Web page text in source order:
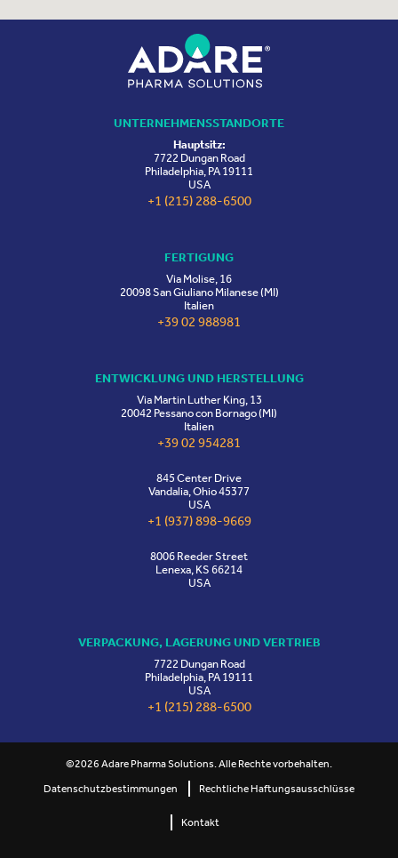
UNTERNEHMENSSTANDORTE
Hauptsitz:
7722 Dungan Road
Philadelphia, PA 19111
USA
+1 (215) 288-6500
FERTIGUNG
Via Molise, 16
20098 San Giuliano Milanese (MI)
Italien
+39 02 988981
ENTWICKLUNG UND HERSTELLUNG
Via Martin Luther King, 13
20042 Pessano con Bornago (MI)
Italien
+39 02 954281
845 Center Drive
Vandalia, Ohio 45377
USA
+1 (937) 898-9669
8006 Reeder Street
Lenexa, KS 66214
USA
VERPACKUNG, LAGERUNG UND VERTRIEB
7722 Dungan Road
Philadelphia, PA 19111
USA
+1 (215) 288-6500
©2026 Adare Pharma Solutions. Alle Rechte vorbehalten.
Datenschutzbestimmungen
Rechtliche Haftungsausschlüsse
Kontakt